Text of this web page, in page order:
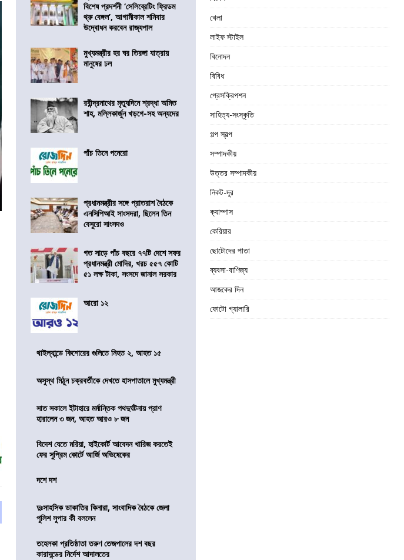
বিশেষ প্রদর্শনী ‘সেলিব্রেটিং ফ্রিডম
থ্রু বেঙ্গল’, আগামীকাল শনিবার
উদ্বোধন করবেন রাজ্যপাল
মুখ্যমন্ত্রীর হর ঘর তিরঙ্গা যাত্রায়
মানুষের ঢল
রবীন্দ্রনাথের মৃত্যুদিনে শ্রদ্ধা অমিত
শাহ, মল্লিকার্জুন খড়গে-সহ অন্যদের
পাঁচ তিনে পনেরো
প্রধানমন্ত্রীর সঙ্গে প্রাতরাশ বৈঠকে
এনসিপিআই সাংসদরা, ছিলেন তিন
বেসুরো সাংসদও
গত সাড়ে পাঁচ বছরে ৭৭টি দেশে সফর
প্রধানমন্ত্রী মোদির, খরচ ৫৫৭ কোটি
৫১ লক্ষ টাকা, সংসদে জানাল সরকার
আরো ১২
থাইল্যান্ডে কিশোরের গুলিতে নিহত ২, আহত ১৫
অসুস্থ মিঠুন চক্রবর্তীকে দেখতে হাসপাতালে মুখ্যমন্ত্রী
সাত সকালে ইটাহারে মর্মান্তিক পথদুর্ঘটনায় প্রাণ
হারালেন ৩ জন, আহত আরও ৮ জন
বিদেশ যেতে মরিয়া, হাইকোর্ট আবেদন খারিজ করতেই
ফের সুপ্রিম কোর্টে আর্জি অভিষেকের
দশে দশ
দুঃসাহসিক ডাকাতির কিনারা, সাংবাদিক বৈঠকে জেলা
পুলিশ সুপার কী বললেন
তহেলকা প্রতিষ্ঠাতা তরুণ তেজপালের দশ বছর
কারাদন্ডের নির্দেশ আদালতের
খেলা
লাইফ স্টাইল
বিনোদন
বিবিধ
প্রেসক্রিপশন
সাহিত্য-সংস্কৃতি
গল্প স্বল্প
সম্পাদকীয়
উত্তর সম্পাদকীয়
নিকট-দূর
ক্যাম্পাস
কেরিয়ার
ছোটোদের পাতা
ব্যবসা-বাণিজ্য
আজকের দিন
ফোটো গ্যালারি